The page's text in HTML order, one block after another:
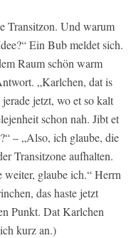
Transitzon. Und warum
Ein Bub meldet sich.
Raum schön warm
„Karlchen, dat is
jetzt, wo et so kalt
schon nah. Jibt et
– „Also, ich glaube, die
Transitzone aufhalten.
glaube ich.“ Herrn
das haste jetzt
Punkt. Dat Karlchen
kurz an.)